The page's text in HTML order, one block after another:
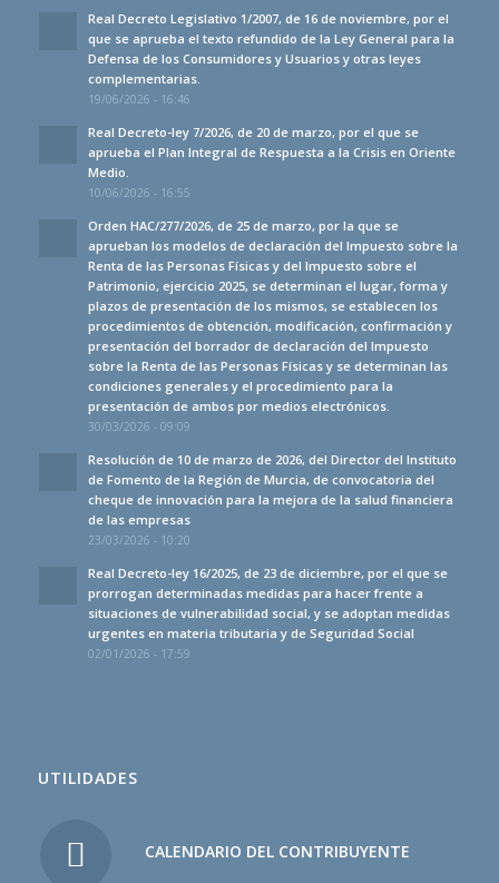
Real Decreto Legislativo 1/2007, de 16 de noviembre, por el
que se aprueba el texto refundido de la Ley General para la
Defensa de los Consumidores y Usuarios y otras leyes
complementarias.
19/06/2026 - 16:46
Real Decreto-ley 7/2026, de 20 de marzo, por el que se
aprueba el Plan Integral de Respuesta a la Crisis en Oriente
Medio.
10/06/2026 - 16:55
Orden HAC/277/2026, de 25 de marzo, por la que se
aprueban los modelos de declaración del Impuesto sobre la
Renta de las Personas Físicas y del Impuesto sobre el
Patrimonio, ejercicio 2025, se determinan el lugar, forma y
plazos de presentación de los mismos, se establecen los
procedimientos de obtención, modificación, confirmación y
presentación del borrador de declaración del Impuesto
sobre la Renta de las Personas Físicas y se determinan las
condiciones generales y el procedimiento para la
presentación de ambos por medios electrónicos.
30/03/2026 - 09:09
Resolución de 10 de marzo de 2026, del Director del Instituto
de Fomento de la Región de Murcia, de convocatoria del
cheque de innovación para la mejora de la salud financiera
de las empresas
23/03/2026 - 10:20
Real Decreto-ley 16/2025, de 23 de diciembre, por el que se
prorrogan determinadas medidas para hacer frente a
situaciones de vulnerabilidad social, y se adoptan medidas
urgentes en materia tributaria y de Seguridad Social
02/01/2026 - 17:59
UTILIDADES
CALENDARIO DEL CONTRIBUYENTE